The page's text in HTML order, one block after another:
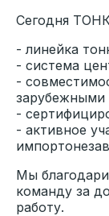
Сегодня
- линейка
- система
-
зарубежными
-
- активное
Мы
команду за
работу.